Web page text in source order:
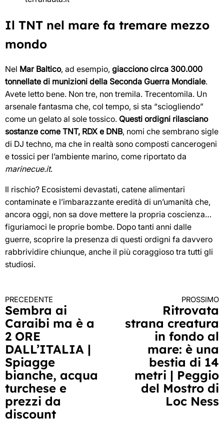
Il TNT nel mare fa tremare mezzo
mondo
Nel Mar Baltico, ad esempio, giacciono circa 300.000
tonnellate di munizioni della Seconda Guerra Mondiale.
Avete letto bene. Non tre, non tremila. Trecentomila. Un
arsenale fantasma che, col tempo, si sta “sciogliendo”
come un gelato al sole tossico. Questi ordigni rilasciano
sostanze come TNT, RDX e DNB, nomi che sembrano sigle
di DJ techno, ma che in realtà sono composti cancerogeni
e tossici per l’ambiente marino, come riportato da
marinecue.it.
Il rischio? Ecosistemi devastati, catene alimentari
contaminate e l’imbarazzante eredità di un’umanità che,
ancora oggi, non sa dove mettere la propria coscienza…
figuriamoci le proprie bombe. Dopo tanti anni dalle
guerre, scoprire la presenza di questi ordigni fa davvero
rabbrividire chiunque, anche il più coraggioso tra tutti gli
studiosi.
Continua
a
leggere
PRECEDENTE
Sembra ai
Caraibi ma è a
2 ORE
DALL’ITALIA |
Spiagge
bianche, acqua
turchese e
prezzi da
discount
PROSSIMO
Ritrovata
strana creatura
in fondo al
mare: è una
bestia di 14
metri | Peggio
del Mostro di
Loc Ness